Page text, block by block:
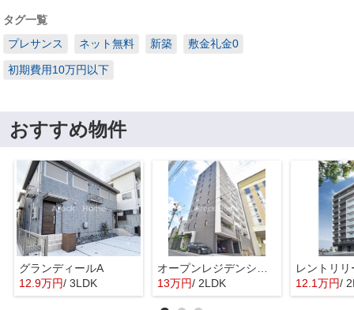
タグ一覧
プレサンス
ネット無料 新築 敷金礼金0
初期費用10万円以下
おすすめ物件
グランディールA
12.9万円/ 3LDK
13万円/ 2LDK
レントリ
12.1万円/